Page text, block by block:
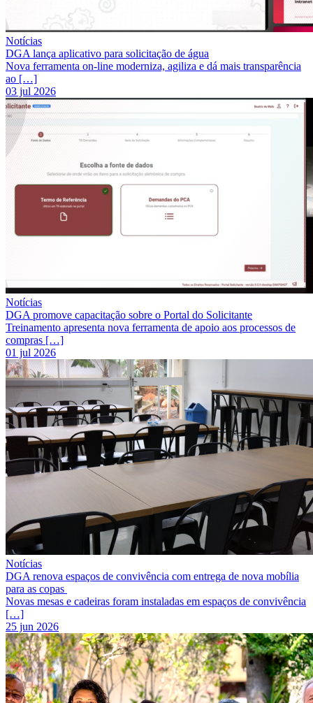
Notícias
DGA lança aplicativo para solicitação de água
Nova ferramenta on-line moderniza, agiliza e dá mais transparência
ao […]
03 jul 2026
Notícias
DGA promove capacitação sobre o Portal do Solicitante
Treinamento apresenta nova ferramenta de apoio aos processos de
compras […]
01 jul 2026
Notícias
DGA renova espaços de convivência com entrega de nova mobília
para as copas
Novas mesas e cadeiras foram instaladas em espaços de convivência
[…]
25 jun 2026